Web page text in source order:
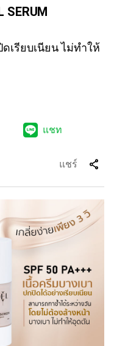
SERUM
เรียบเนียน ไม่ทำให้
แชท
แชร์ share